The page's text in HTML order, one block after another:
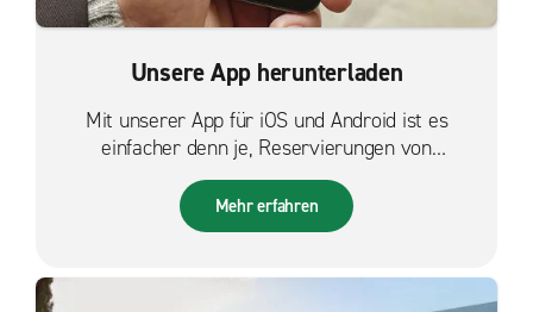
Unsere App herunterladen
Mit unserer App für iOS und Android ist es
einfacher denn je, Reservierungen von
unterwegs zu verwalten.
Mehr erfahren